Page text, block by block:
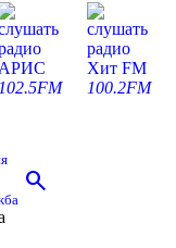
АРИС
102.5FM
слушать
радио
Хит FM
100.2FM
search